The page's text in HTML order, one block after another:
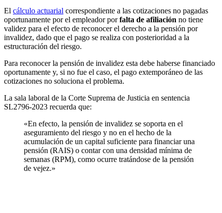
El cálculo actuarial correspondiente a las cotizaciones no pagadas
oportunamente por el empleador porfalta de afiliación no tiene
validez para el efecto de reconocer el derecho a la pensión por
invalidez, dado que el pago se realiza con posterioridad a la
estructuración del riesgo.
Para reconocer la pensión de invalidez esta debe haberse financiado
oportunamente y, si no fue el caso, el pago extemporáneo de las
cotizaciones no soluciona el problema.
La sala laboral de la Corte Suprema de Justicia en sentencia
SL2796-2023 recuerda que:
«En efecto, la pensión de invalidez se soporta en el
aseguramiento del riesgo y no en el hecho de la
acumulación de un capital suficiente para financiar una
pensión (RAIS) o contar con una densidad mínima de
semanas (RPM), como ocurre tratándose de la pensión
de vejez.»